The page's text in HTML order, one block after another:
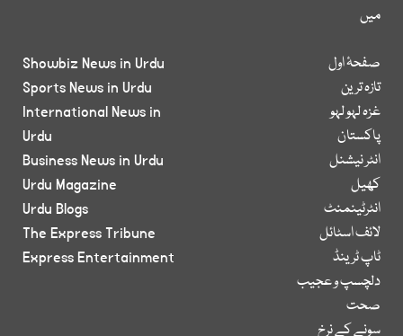
میں
صفحۂ اول
تازہ ترین
غزہ لہو لہو
پاکستان
انٹر نیشنل
کھیل
انٹرٹینمنٹ
لائف اسٹائل
ٹاپ ٹرینڈ
دلچسپ و عجیب
صحت
سونے کے نرخ
Showbiz News in Urdu
Sports News in Urdu
International News in
Urdu
Business News in Urdu
Urdu Magazine
Urdu Blogs
The Express Tribune
Express Entertainment